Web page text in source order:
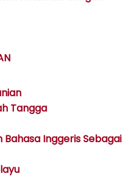
Tangga
Inggeris Sebagai